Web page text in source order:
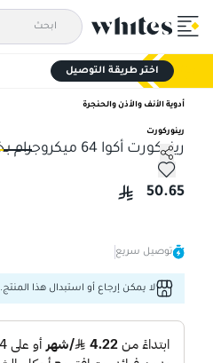
اختر طريقة التوصيل
أدوية الأنف والأذن والحنجرة
رينوركورت
رينوكورت أكوا 64 ميكروجرام بخاخ للأنف-120 جرعة
رينوكورت أكوا 64 ميكروجرام بخاخ للأنف-120 جرعة
50.65
توصيل سريع
لا يمكن إرجاع أو استبدال هذا المنتج.